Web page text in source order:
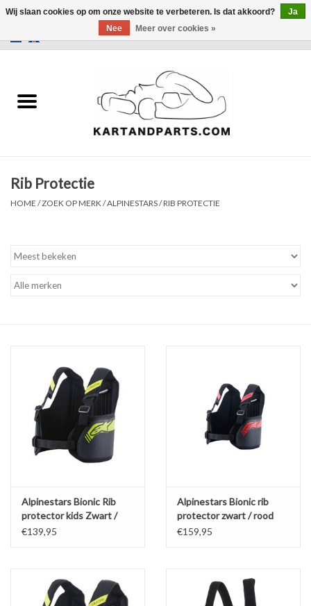
Sale
Kart Onderdelen
Banden
Gereedschap
Motoren en onderdelen
Karts
Zoek op Merk
Rib Protectie
HOME /ZOEK OP MERK /ALPINESTARS/RIB PROTECTIE
Alpinestars Bionic Rib
protector kids Zwart /
fluor geel
€139,95
Alpinestars Bionic rib
protector zwart / rood
€159,95
Wij slaan cookies op om onze website te verbeteren. Is dat akkoord?
Ja
Nee
Meer over cookies »